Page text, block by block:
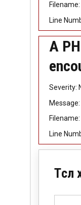
Line
A
Severity:
Line
Төсөл